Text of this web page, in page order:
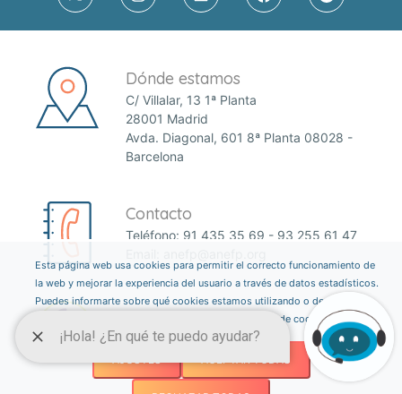
Dónde estamos
C/ Villalar, 13 1ª Planta
28001 Madrid
Avda. Diagonal, 601 8ª Planta 08028 -
Barcelona
Contacto
Teléfono: 91 435 35 69 - 93 255 61 47
Esta página web usa cookies para permitir el correcto funcionamiento de
la web y mejorar la experiencia del usuario a través de datos estadísticos.
Puedes informarte sobre qué cookies estamos utilizando o desactivarlas
a través del botón ajustes. Consulta nuestra política de cookies aquí.
AJUSTES ACEPTAR TODAS